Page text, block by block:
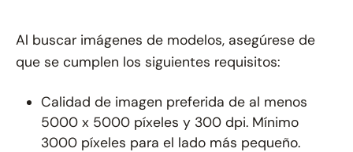
Al buscar imágenes de modelos, asegúrese de
que se cumplen los siguientes requisitos:
Calidad de imagen preferida de al menos
5000 x 5000 píxeles y 300 dpi. Mínimo
3000 píxeles para el lado más pequeño.